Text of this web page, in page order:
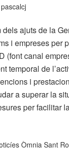
pascalcj
ajuts de la
i empreses per
(font canal
temporal de
i
a superar la
per facilitar
Òmnia Sant